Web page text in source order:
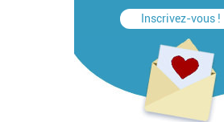
Inscrivez-vous !